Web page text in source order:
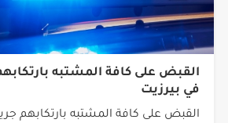
القبض على كافة المشتبه
في بيرزيت
القبض على كافة المشتبه بارتكابهم